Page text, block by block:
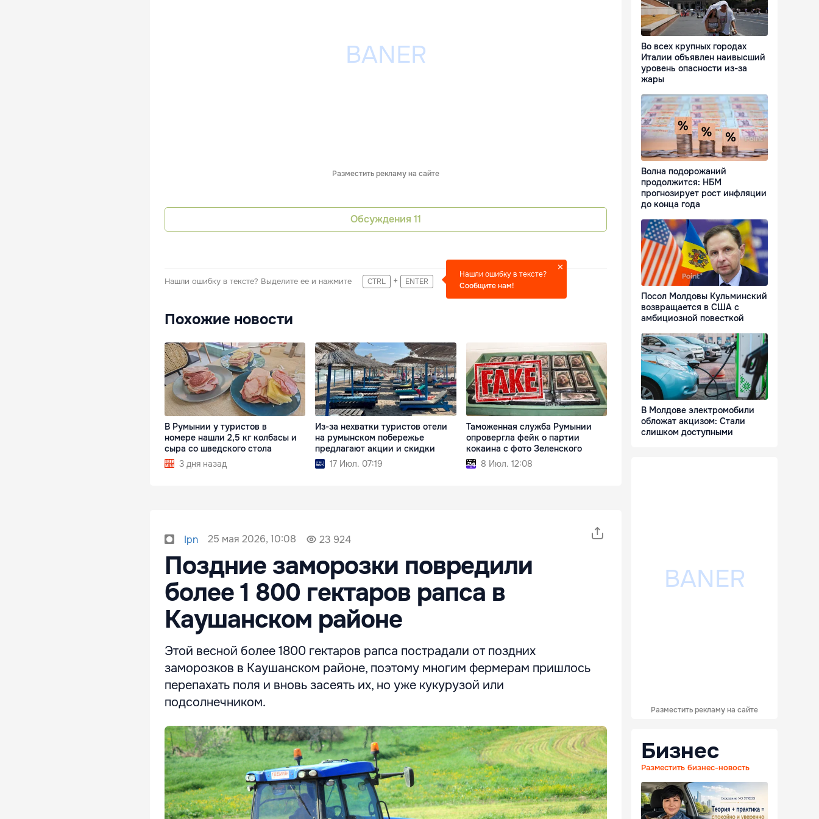
Разместить рекламу на сайте
Обсуждения 11
Нашли ошибку в тексте? Выделите ее и нажмите CTRL + ENTER
Нашли ошибку в тексте?
Сообщите нам!
Похожие новости
В Румынии у туристов в
номере нашли 2,5 кг колбасы и
сыра со шведского стола
3 дня назад
Из-за нехватки туристов отели
на румынском побережье
предлагают акции и скидки
17 Июл. 07:19
Таможенная служба Румынии
опровергла фейк о партии
кокаина с фото Зеленского
8 Июл. 12:08
Ipn 25 мая 2026, 10:08 23 924
Поздние заморозки повредили
более 1 800 гектаров рапса в
Каушанском районе
Этой весной более 1800 гектаров рапса пострадали от поздних
заморозков в Каушанском районе, поэтому многим фермерам пришлось
перепахать поля и вновь засеять их, но уже кукурузой или
подсолнечником.
Во всех крупных городах
Италии объявлен наивысший
уровень опасности из-за
жары
Волна подорожаний
продолжится: НБМ
прогнозирует рост инфляции
до конца года
Посол Молдовы Кульминский
возвращается в США с
амбициозной повесткой
В Молдове электромобили
обложат акцизом: Стали
слишком доступными
Разместить рекламу на сайте
Бизнес
Разместить бизнес-новость